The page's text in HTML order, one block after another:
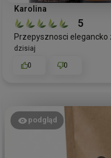
Karolina
5
Przepysznosci
dzisiaj
0 0
podgląd